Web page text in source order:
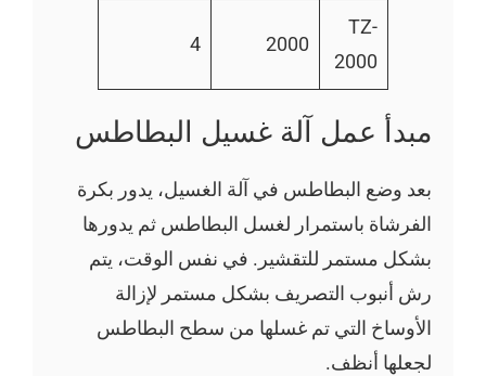
2000
2000
مبدأ عمل آلة غسيل البطاطس
بعد وضع البطاطس في آلة الغسيل، يدور بكرة
الفرشاة باستمرار لغسل البطاطس ثم يدورها
بشكل مستمر للتقشير. في نفس الوقت، يتم
رش أنبوب التصريف بشكل مستمر لإزالة
الأوساخ التي تم غسلها من سطح البطاطس
لجعلها أنظف.